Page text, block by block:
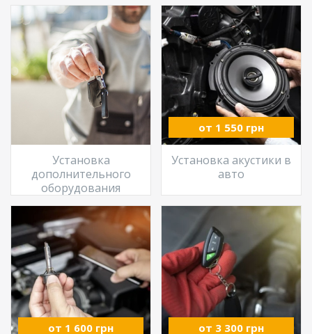
Установка
дополнительного
оборудования
от 1 550 грн
Установка акустики в
авто
от 1 600 грн от 3 300 грн